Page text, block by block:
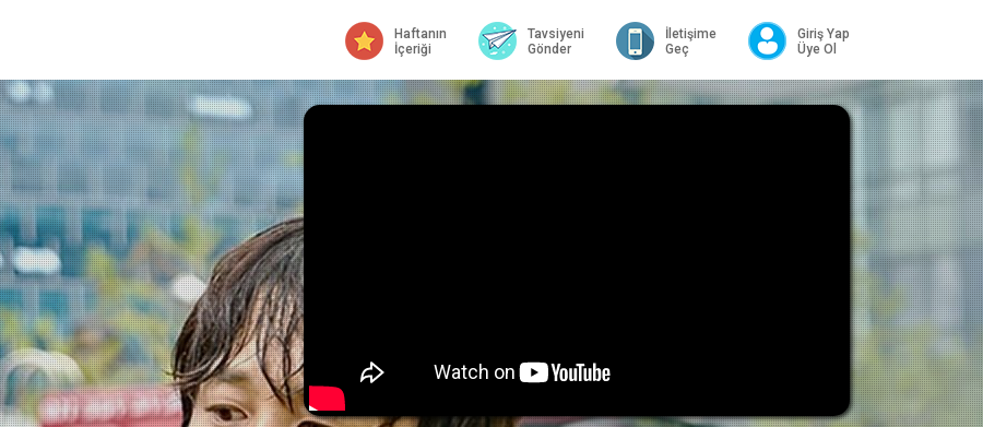
Haftanın
İçeriği
Tavsiyeni
Gönder
İletişime
Geç
Giriş Yap
Üye Ol